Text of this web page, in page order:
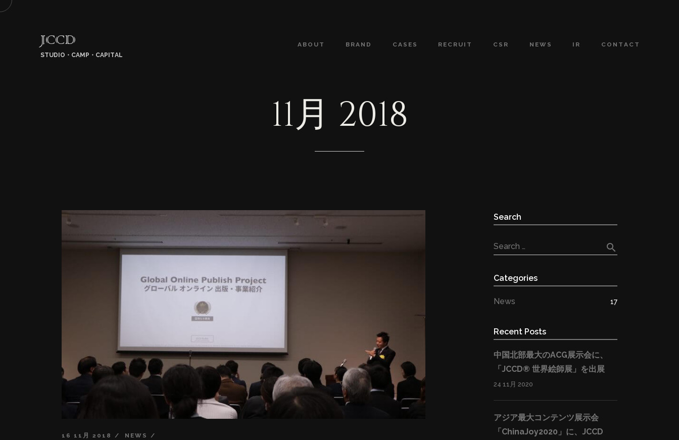
JCCD
STUDIO・CAMP・CAPITAL
ABOUT BRAND CASES RECRUIT CSR NEWS IR CONTACT
11月 2018
16 11月 2018 NEWS
Search
Search … search
Categories
News 17
Recent Posts
中国北部最大のACG展示会に、
「JCCD®︎ 世界絵師展」を出展
24 11月 2020
アジア最大コンテンツ展示会
「ChinaJoy2020」に、JCCD